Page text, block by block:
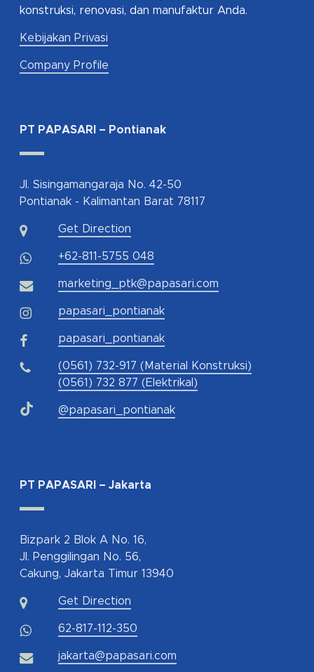
konstruksi, renovasi, dan manufaktur Anda.
Kebijakan Privasi
Company Profile
PT PAPASARI – Pontianak
Jl. Sisingamangaraja No. 42-50
Pontianak - Kalimantan Barat 78117
Get Direction
+62-811-5755 048
marketing_ptk@papasari.com
papasari_pontianak
papasari_pontianak
(0561) 732-917 (Material Konstruksi)
(0561) 732 877 (Elektrikal)
@papasari_pontianak
PT PAPASARI – Jakarta
Bizpark 2 Blok A No. 16,
Jl. Penggilingan No. 56,
Cakung, Jakarta Timur 13940
Get Direction
62-817-112-350
jakarta@papasari.com